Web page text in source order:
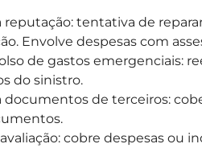
reputação: tentativa de
Envolve despesas com
de gastos emergenciais:
do sinistro.
documentos de terceiros:
cobre despesas ou